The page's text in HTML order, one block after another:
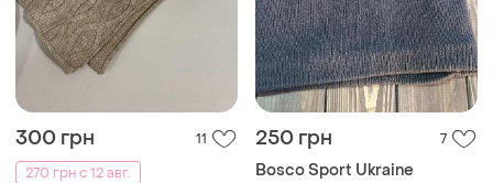
300 грн
11
270 грн с 12 авг.
250 грн 7
Bosco Sport Ukraine